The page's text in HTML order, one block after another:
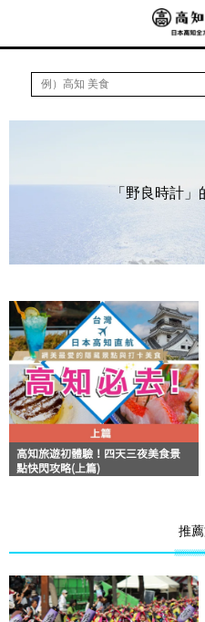
「野良時計
高知旅遊初體驗！四天三夜美食景
點快閃攻略(上篇)
推